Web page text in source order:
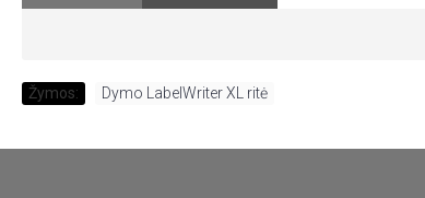
Žymos: Dymo LabelWriter XL ritė